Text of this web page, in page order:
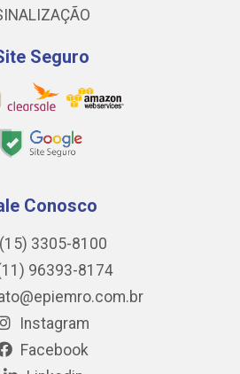
Seguro
Conosco
(15) 3305-8100
96393-8174
Instagram
Facebook